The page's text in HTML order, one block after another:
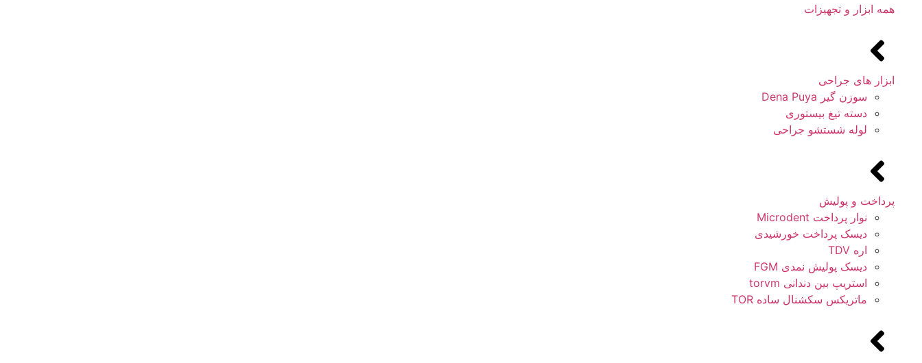
همه ابزار و تجهیزات
ابزار های جراحی
سوزن گیر Dena Puya
دسته تیغ بیستوری
لوله شستشو جراحی
پرداخت و پولیش
نوار پرداخت Microdent
دیسک پرداخت خورشیدی
اره TDV
دیسک پولیش نمدی FGM
استریپ بین دندانی torvm
ماتریکس سکشنال ساده TOR